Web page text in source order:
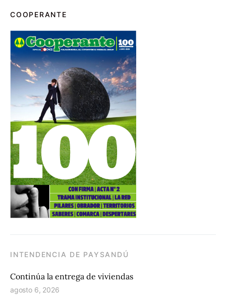
COOPERANTE
INTENDENCIA DE PAYSANDÚ
Continúa la entrega de viviendas
agosto 6, 2026